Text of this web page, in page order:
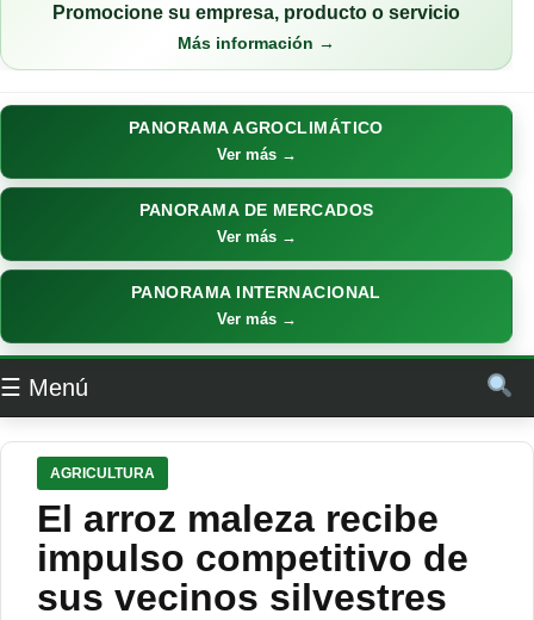
Promocione su empresa, producto o servicio
Más información →
PANORAMA AGROCLIMÁTICO
Ver más →
PANORAMA DE MERCADOS
Ver más →
PANORAMA INTERNACIONAL
Ver más →
☰ Menú
AGRICULTURA
El arroz maleza recibe
impulso competitivo de
sus vecinos silvestres